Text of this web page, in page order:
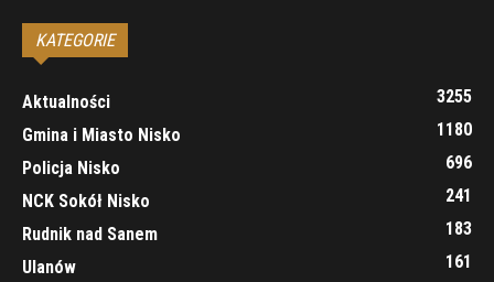
KATEGORIE
Aktualności
3255
Gmina i Miasto Nisko
1180
Policja Nisko
696
NCK Sokół Nisko
241
Rudnik nad Sanem
183
Ulanów
161